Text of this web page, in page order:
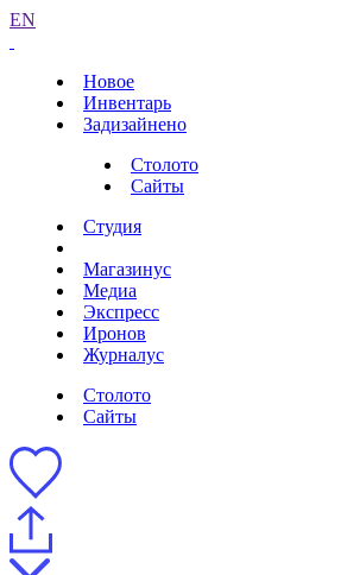
EN
Новое
Инвентарь
Задизайнено
Столото
Сайты
Студия
Магазинус
Медиа
Экспресс
Иронов
Журналус
Столото
Сайты